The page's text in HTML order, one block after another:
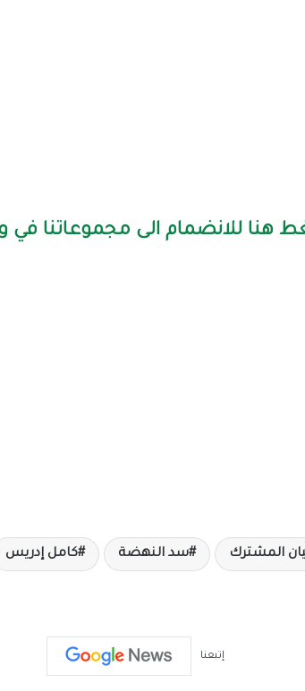
هنا للانضمام الى مجموعاتنا في
المشترك سد النهضة كامل إدريس
إتبعنا